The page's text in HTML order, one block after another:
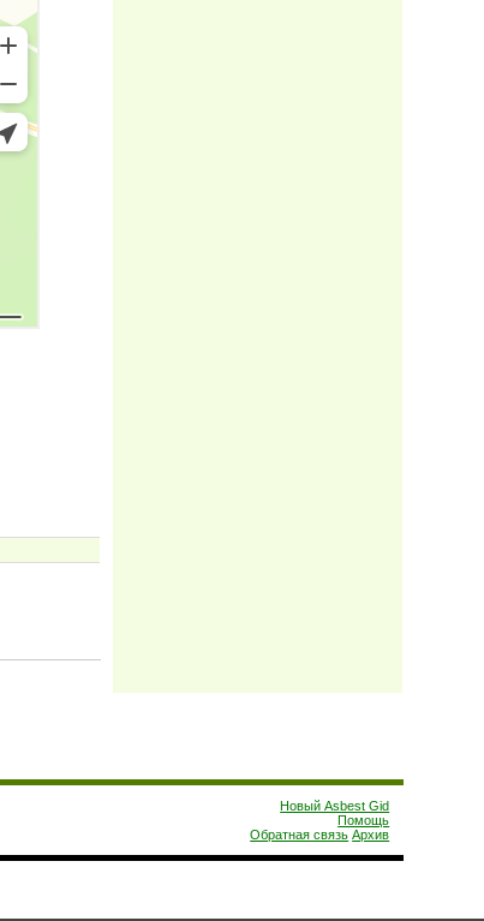
Новый Asbest Gid
Помощь
Обратная связь Архив